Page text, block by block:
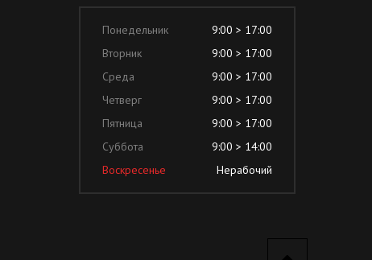
Понедельник
9:00 > 17:00
Вторник
9:00 > 17:00
Среда
9:00 > 17:00
Четверг
9:00 > 17:00
Пятница
9:00 > 17:00
Суббота
9:00 > 14:00
Воскресенье
Нерабочий